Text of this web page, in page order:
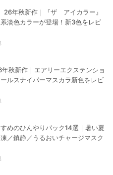
26年秋新作｜『ザ アイカラー』
淡色カラーが登場！新3色をレビ
秋新作｜エアリーエクステンショ
ルスナイパーマスカラ新色をレビ
めのひんやりパック14選｜暑い夏
／鎮静／うるおいチャージマスク